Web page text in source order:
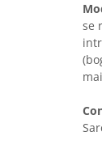
se